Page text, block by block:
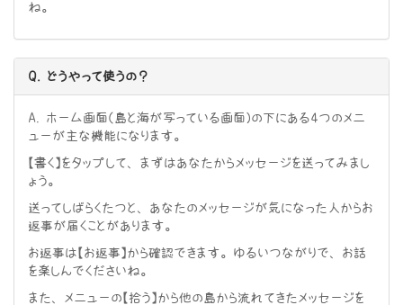
ね。
Q. どうやって使うの？
A. ホーム画面（島と海が写っている画面）の下にある4つのメニ
ューが主な機能になります。
【書く】をタップして、まずはあなたからメッセージを送ってみまし
ょう。
送ってしばらくたつと、あなたのメッセージが気になった人からお
返事が届くことがあります。
お返事は【お返事】から確認できます。ゆるいつながりで、お話
を楽しんでくださいね。
また、メニューの【拾う】から他の島から流れてきたメッセージを